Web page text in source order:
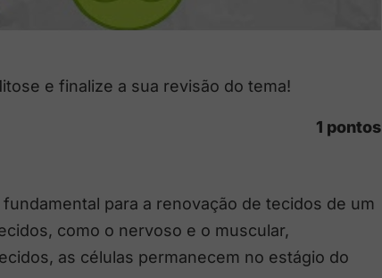
e finalize a sua revisão do tema!
1 pontos
para a renovação de tecidos de um
como o nervoso e o muscular,
as células permanecem no estágio do